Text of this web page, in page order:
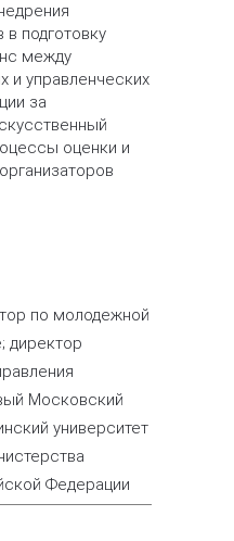
подготовку
между
и управленческих
за
оценки и
по молодежной
директор
Московский
университет
Федерации